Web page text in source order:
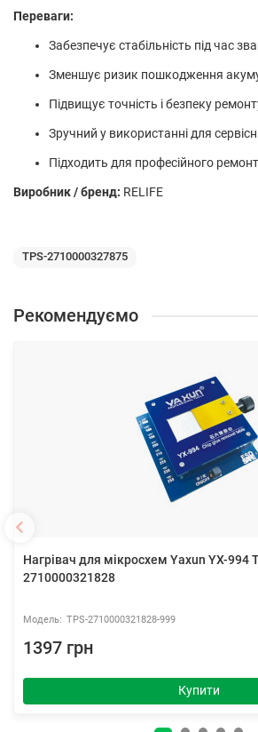
Переваги:
Забезпечує стабільність під час
Зменшує ризик пошкодження
Підвищує точність і безпеку
Зручний у використанні для
Підходить для професійного
Виробник / бренд: RELIFE
TPS-2710000327875
Рекомендуємо
Нагрівач для мікросхем Yaxun YX-994
2710000321828
TPS-2710000321828-999
1397 грн
Купити